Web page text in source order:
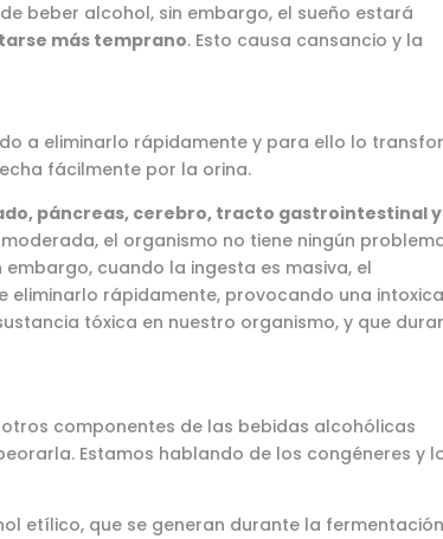
beber alcohol, sin embargo, el sueño estará
más temprano. Esto causa cansancio y la
a eliminarlo rápidamente y para ello lo
fácilmente por la orina.
páncreas, cerebro, tracto gastrointestinal y
el organismo no tiene ningún
cuando la ingesta es masiva, el
rápidamente, provocando una
tóxica en nuestro organismo, y que
componentes de las bebidas alcohólicas
Estamos hablando de los congéneres y
etílico, que se generan durante la